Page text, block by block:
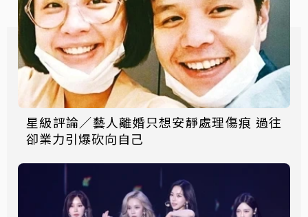
星級評論／藝人離婚只想安靜處理傷痕 過往
卻業力引爆砍向自己